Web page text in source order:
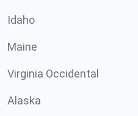
Idaho
Maine
Virginia Occidental
Alaska